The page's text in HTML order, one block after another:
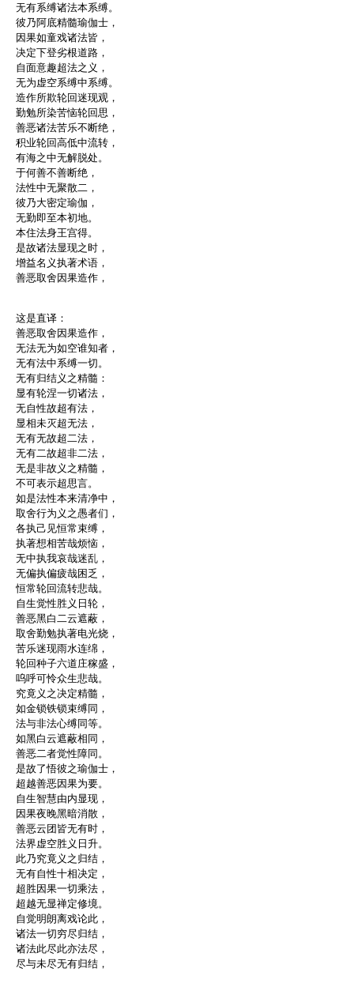
无有系缚诸法本系缚。
彼乃阿底精髓瑜伽士，
因果如童戏诸法皆，
决定下登劣根道路，
自面意趣超法之义，
无为虚空系缚中系缚。
造作所欺轮回迷现观，
勤勉所染苦恼轮回思，
善恶诸法苦乐不断绝，
积业轮回高低中流转，
有海之中无解脱处。
于何善不善断绝，
法性中无聚散二，
彼乃大密定瑜伽，
无勤即至本初地。
本住法身王宫得。
是故诸法显现之时，
增益名义执著术语，
善恶取舍因果造作，
这是直译：
善恶取舍因果造作，
无法无为如空谁知者，
无有法中系缚一切。
无有归结义之精髓：
显有轮涅一切诸法，
无自性故超有法，
显相未灭超无法，
无有无故超二法，
无有二故超非二法，
无是非故义之精髓，
不可表示超思言。
如是法性本来清净中，
取舍行为义之愚者们，
各执己见恒常束缚，
执著想相苦哉烦恼，
无中执我哀哉迷乱，
无偏执偏疲哉困乏，
恒常轮回流转悲哉。
自生觉性胜义日轮，
善恶黑白二云遮蔽，
取舍勤勉执著电光烧，
苦乐迷现雨水连绵，
轮回种子六道庄稼盛，
呜呼可怜众生悲哉。
究竟义之决定精髓，
如金锁铁锁束缚同，
法与非法心缚同等。
如黑白云遮蔽相同，
善恶二者觉性障同。
是故了悟彼之瑜伽士，
超越善恶因果为要。
自生智慧由内显现，
因果夜晚黑暗消散，
善恶云团皆无有时，
法界虚空胜义日升。
此乃究竟义之归结，
无有自性十相决定，
超胜因果一切乘法，
超越无显禅定修境。
自觉明朗离戏论此，
诸法一切穷尽归结，
诸法此尽此亦法尽，
尽与未尽无有归结，